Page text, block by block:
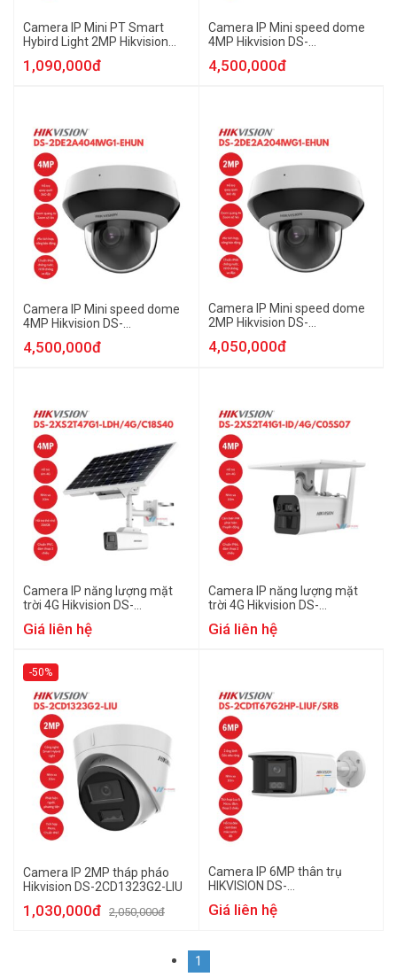
Camera IP Mini PT Smart
Hybird Light 2MP Hikvision
1,090,000đ
Camera IP Mini speed dome
4MP Hikvision DS-
4,500,000đ
Camera IP Mini speed dome
4MP Hikvision DS-
4,500,000đ
Camera IP Mini speed dome
2MP Hikvision DS-
4,050,000đ
Camera IP năng lượng mặt
trời 4G Hikvision DS-
Giá liên hệ
Camera IP năng lượng mặt
trời 4G Hikvision DS-
Giá liên hệ
-50%
Camera IP 2MP tháp pháo
Hikvision DS-2CD1323G2-LIU
1,030,000đ 2,050,000đ
Camera IP 6MP thân trụ
HIKVISION DS-
Giá liên hệ
1